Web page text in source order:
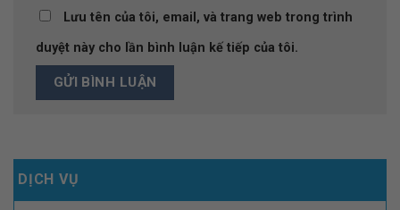
Lưu tên của tôi, email, và trang web trong trình
duyệt này cho lần bình luận kế tiếp của tôi.
DỊCH VỤ